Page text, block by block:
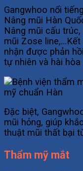
Gangwhoo nổi
Nâng mũi Hàn
Nâng mũi cấu
mũi Zose line,…Kết
nhận được phản
tự nhiên và hài
Đặc biệt,
mũi hỏng, giúp
thuật mũi thất bại
Thẩm mỹ mắt